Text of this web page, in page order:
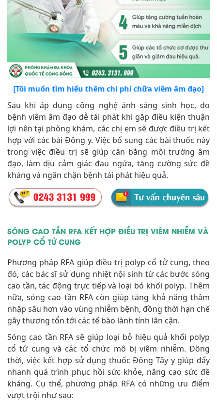
[Tôi muốn tìm hiểu thêm chi phí chữa viêm âm đạo]
Sau khi áp dụng công nghệ ánh sáng sinh học, do
bệnh viêm âm đạo dễ tái phát khi gặp điều kiện thuận
lợi nên tại phòng khám, các chị em sẽ được điều trị kết
hợp với các bài Đông y. Việc bổ sung các bài thuốc này
trong việc điều trị sẽ giúp cân bằng môi trường âm
đạo, làm dịu cảm giác đau ngứa, tăng cường sức đề
kháng và ngăn chặn bệnh tái phát hiệu quả.
SÓNG CAO TẦN RFA KẾT HỢP ĐIỀU TRỊ VIÊM NHIỄM VÀ
POLYP CỔ TỬ CUNG
Phương pháp RFA giúp điều trị polyp cổ tử cung, theo
đó, các bác sĩ sử dụng nhiệt nội sinh từ các bước sóng
cao tần, tác động trực tiếp và loại bỏ khối polyp. Thêm
nữa, sóng cao tần RFA còn giúp tăng khả năng thâm
nhập sâu hơn vào vùng nhiễm bệnh, đồng thời hạn chế
gây thương tổn tới các tế bào lành tính lân cận.
Sóng cao tần RFA sẽ giúp loại bỏ hiệu quả khối polyp
cổ tử cung và các tổ chức mô bị viêm nhiễm. Đồng
thời, việc kết hợp sử dụng thuốc Đông Tây y giúp đẩy
nhanh quá trình phục hồi sức khỏe, nâng cao sức đề
kháng. Cụ thể, phương pháp RFA có những ưu điểm
vượt trội như sau: